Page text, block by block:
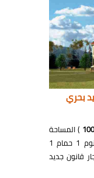
بحري
100 ) المساحة
بحري تطل على باركنج تشمل 2 نوم 1 حمام 1
قانون جديد